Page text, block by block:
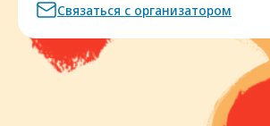
Связаться с организатором